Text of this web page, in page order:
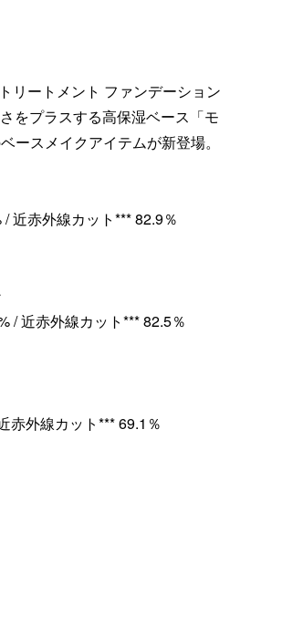
リートメント ファンデーション
をプラスする高保湿ベース「モ
ースメイクアイテムが新登場。
近赤外線カット*** 82.9％
/ 近赤外線カット*** 82.5％
赤外線カット*** 69.1％